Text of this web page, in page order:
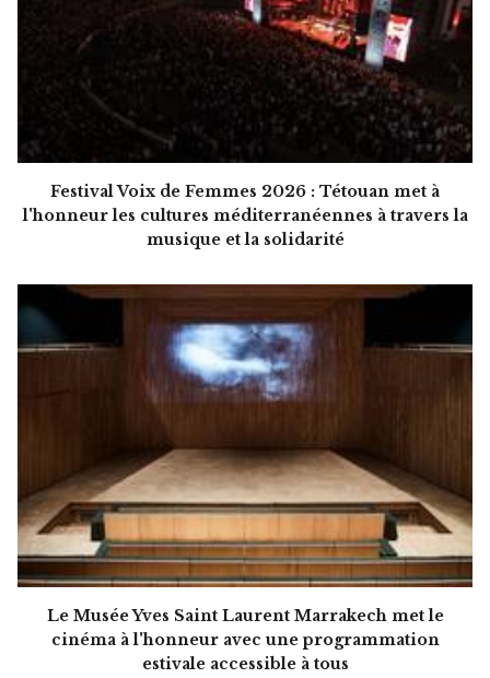
Festival Voix de Femmes 2026 : Tétouan met à
l'honneur les cultures méditerranéennes à travers la
musique et la solidarité
Le Musée Yves Saint Laurent Marrakech met le
cinéma à l'honneur avec une programmation
estivale accessible à tous